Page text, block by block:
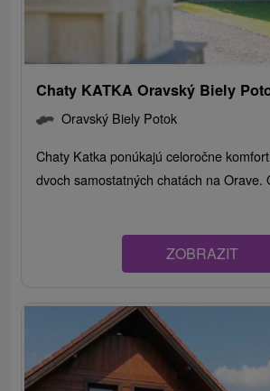
Chaty KATKA Oravský Biely
Oravský Biely Potok
Chaty Katka ponúkajú celoročne
dvoch samostatných chatách na Orave.
ZOBRAZIT